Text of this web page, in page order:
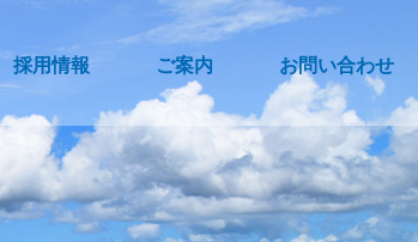
採用情報 ご案内 お問い合わせ